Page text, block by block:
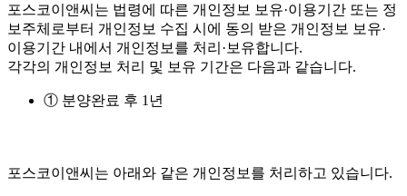
포스코이앤씨는 법령에 따른 개인정보 보유·이용기간 또는 정
보주체로부터 개인정보 수집 시에 동의 받은 개인정보 보유·
이용기간 내에서 개인정보를 처리·보유합니다.
각각의 개인정보 처리 및 보유 기간은 다음과 같습니다.
① 분양완료 후 1년
포스코이앤씨는 아래와 같은 개인정보를 처리하고 있습니다.